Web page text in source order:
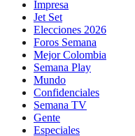
Impresa
Jet Set
Elecciones 2026
Foros Semana
Mejor Colombia
Semana Play
Mundo
Confidenciales
Semana TV
Gente
Especiales